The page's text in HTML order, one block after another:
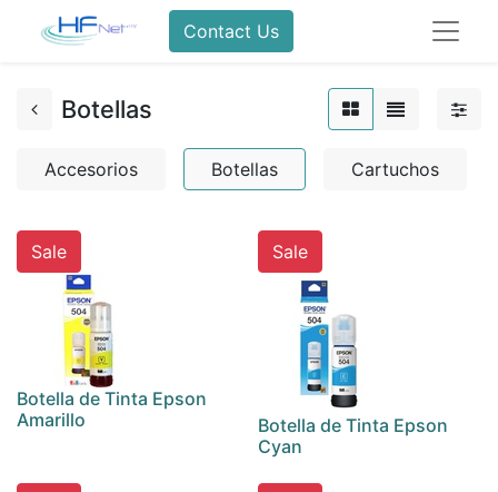
Contact Us
Botellas
Accesorios Botellas Cartuchos
Sale
Botella de Tinta Epson
Amarillo
Sale
Botella de Tinta Epson
Cyan